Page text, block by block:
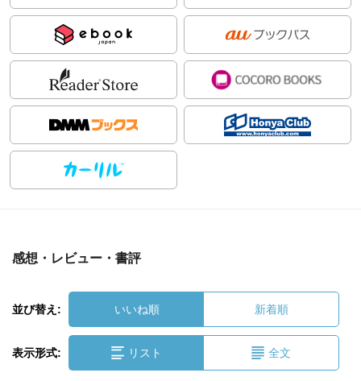
感想・レビュー・書評
並び替え: いいね順 新着順
表示形式: リスト 全文